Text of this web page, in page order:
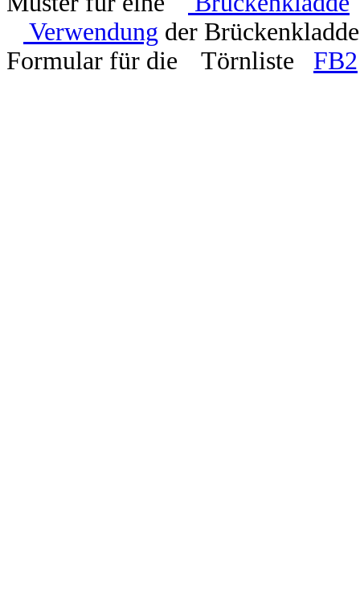
Verwendung der Brückenkladde
Formular für die Törnliste FB2